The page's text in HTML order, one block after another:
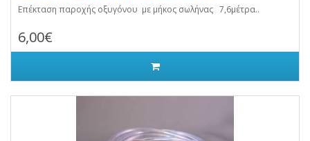
Επέκταση παροχής οξυγόνου με μήκος σωλήνας 7,6μέτρα..
6,00€